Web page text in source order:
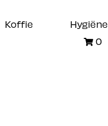
Koffie Hygiëne
0